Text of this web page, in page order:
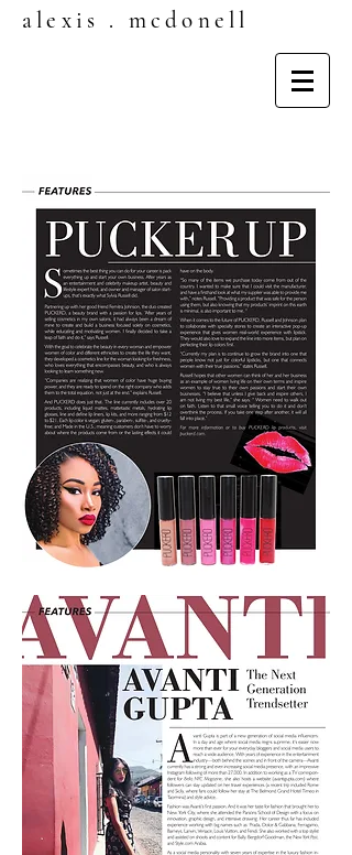
alexis . mcdonell